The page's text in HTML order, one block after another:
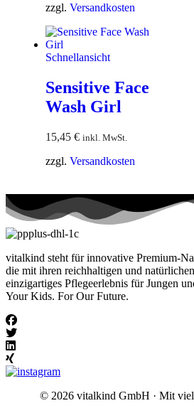
zzgl. Versandkosten
Schnellansicht
Sensitive Face
Wash Girl
15,45 € inkl. MwSt.
zzgl. Versandkosten
vitalkind steht für innovative Premium-
die mit ihren reichhaltigen und
einzigartiges Pflegeerlebnis für Jungen
Your Kids. For Our Future.
© 2026 vitalkind GmbH · Mit viel